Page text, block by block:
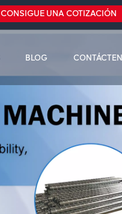
CONSIGUE UNA COTIZACIÓN
BLOG